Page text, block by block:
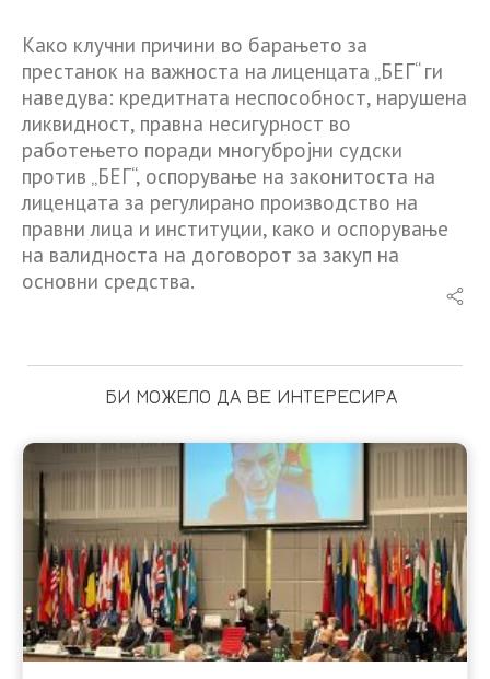
Како клучни причини во барањето за
престанок на важноста на лиценцата „БЕГ“ ги
наведува: кредитната неспособност, нарушена
ликвидност, правна несигурност во
работењето поради многубројни судски
против „БЕГ“, оспорување на законитоста на
лиценцата за регулирано производство на
правни лица и институции, како и оспорување
на валидноста на договорот за закуп на
основни средства.
БИ МОЖЕЛО ДА ВЕ ИНТЕРЕСИРА